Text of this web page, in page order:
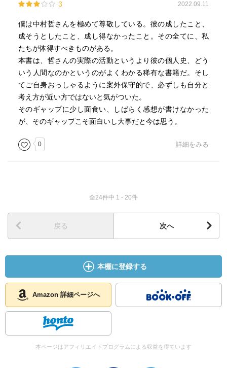
3 2022.09.11
僕は中村哲さんを極めて尊敬している。彼の成したこと、
成そうとしたこと、成し得なかったこと。その全てに、私
たちが体得すべきものがある。
本書は、哲さんの実際の活動というより彼の個人史、どう
いう人間なのかというのがよくわかる稀有な書籍だ。そし
てご自身おっしゃるように案外保守的で、必ずしも自分と
考え方が近い方ではないと気がついた。
そのギャップに少し面食い、しばらく感想が書けなかった
が、そのギャップこそ面白いし大事だと今は思う。
0 詳細をみる
全24件中 1 - 20件
戻る 次へ
本棚に登録する
Amazon 詳細ページへ
本ページはアフィリエイトプログラムによる収益を得ています